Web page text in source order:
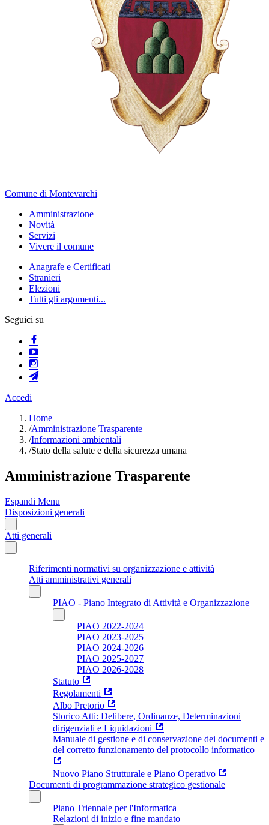
Comune di Montevarchi
Amministrazione
Novità
Servizi
Vivere il comune
Anagrafe e Certificati
Stranieri
Elezioni
Tutti gli argomenti...
Seguici su
Accedi
Home
/Amministrazione Trasparente
/Informazioni ambientali
/Stato della salute e della sicurezza umana
Amministrazione Trasparente
Espandi Menu
Disposizioni generali
Atti generali
Riferimenti normativi su organizzazione e attività
Atti amministrativi generali
PIAO - Piano Integrato di Attività e Organizzazione
PIAO 2022-2024
PIAO 2023-2025
PIAO 2024-2026
PIAO 2025-2027
PIAO 2026-2028
Statuto
Regolamenti
Albo Pretorio
Storico Atti: Delibere, Ordinanze, Determinazioni
dirigenziali e Liquidazioni
Manuale di gestione e di conservazione dei documenti e
del corretto funzionamento del protocollo informatico
Nuovo Piano Strutturale e Piano Operativo
Documenti di programmazione strategico gestionale
Piano Triennale per l'Informatica
Relazioni di inizio e fine mandato